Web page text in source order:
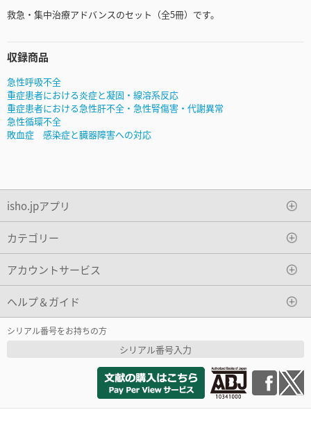
救急・集中治療アドバンスのセット（全5冊）です。
収録商品
急性呼吸不全
重症患者における炎症と凝固・線溶系反応
重症患者における急性肝不全・急性腎傷害・代謝異常
急性循環不全
敗血症 感染症と臓器障害への対応
isho.jpアプリ
カテゴリー
アカウントサービス
ヘルプ＆ガイド
シリアル番号をお持ちの方
シリアル番号入力